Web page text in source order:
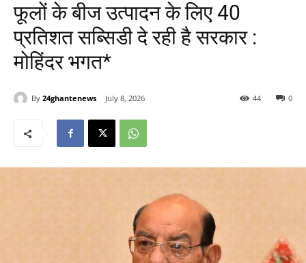
फूलों के बीज उत्पादन के लिए 40
प्रतिशत सब्सिडी दे रही है सरकार :
मोहिंदर भगत*
By 24ghantenews July 8, 2026 0
44